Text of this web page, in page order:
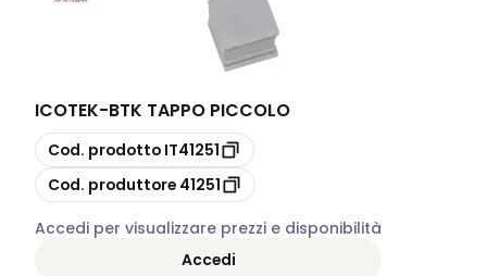
ICOTEK-BTK TAPPO PICCOLO
copia
Cod. prodotto IT41251
copia
Cod. produttore 41251
Accedi per visualizzare prezzi e disponibilità
Accedi